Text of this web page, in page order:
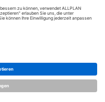
ALLPLAN ist Teil der